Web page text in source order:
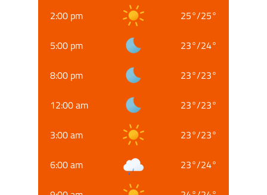
2:00 pm
25°/25°
5:00 pm 23°/24°
8:00 pm 23°/23°
12:00 am 23°/23°
3:00 am 23°/23°
6:00 am 23°/24°